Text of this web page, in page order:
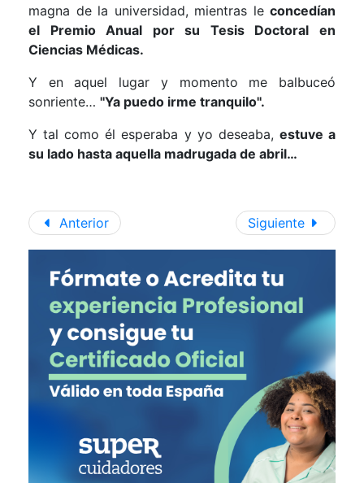
magna de la universidad, mientras le concedían
el Premio Anual por su Tesis Doctoral en
Ciencias Médicas.
Y en aquel lugar y momento me balbuceó
sonriente… ''Ya puedo irme tranquilo''.
Y tal como él esperaba y yo deseaba, estuve a
su lado hasta aquella madrugada de abril…
Anterior Siguiente